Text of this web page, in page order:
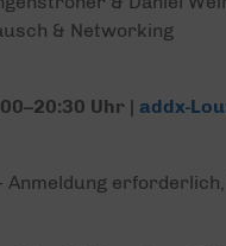
& Networking
Uhr | addx-
Anmeldung